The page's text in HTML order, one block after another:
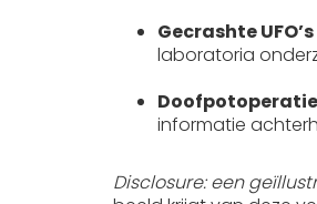
Gecrashte
laboratoria
informatie
Disclosure: een